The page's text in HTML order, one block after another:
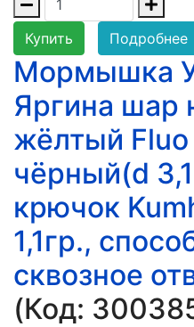
Купить Подробнее
Мормышка
Яргина шар
жёлтый Fluo
чёрный(d
крючок
1,1гр.,
сквозное
(Код: